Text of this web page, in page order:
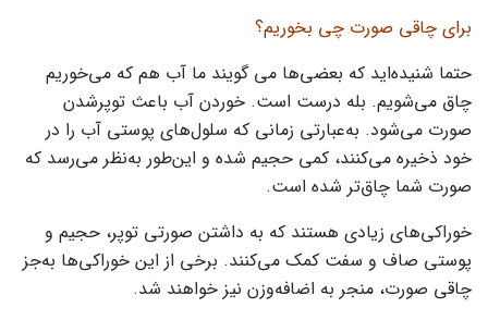
برای چاقی صورت چی بخوریم؟
حتما شنیده‌اید که بعضی‌ها می گویند ما آب هم که می‌خوریم
چاق می‌شویم. بله درست است. خوردن آب باعث توپرشدن
صورت می‌شود. به‌عبارتی زمانی که سلول‌های پوستی آب را در
خود ذخیره می‌کنند، کمی حجیم شده و این‌طور به‌نظر می‌رسد که
صورت شما چاق‌تر شده است.
خوراکی‌های زیادی هستند که به داشتن صورتی توپر، حجیم و
پوستی صاف و سفت کمک می‌کنند. برخی از این خوراکی‌ها به‌جز
چاقی صورت، منجر به اضافه‌وزن نیز خواهند شد.